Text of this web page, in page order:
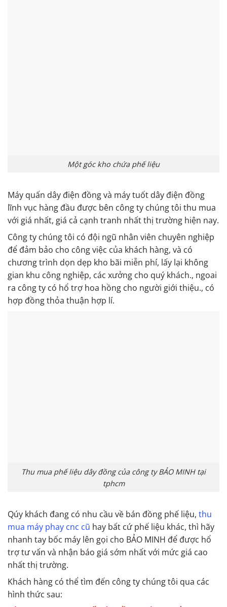
Một góc kho chứa phế liệu
Máy quấn dây điện đồng và máy tuốt dây điện đồng
lĩnh vục hàng đầu được bên công ty chúng tôi thu mua
với giá nhất, giá cả cạnh tranh nhất thị trường hiện nay.
Công ty chúng tôi có đội ngũ nhân viên chuyên nghiệp
để đảm bảo cho công việc của khách hàng, và có
chương trình dọn dẹp kho bãi miễn phí, lấy lại không
gian khu công nghiệp, các xưởng cho quý khách., ngoai
ra công ty có hổ trợ hoa hồng cho người giới thiệu., có
hợp đồng thỏa thuận hợp lí.
Thu mua phế liệu dây đồng của công ty BẢO MINH tại
tphcm
Qúy khách đang có nhu cầu về bán đồng phế liệu, thu
mua máy phay cnc cũ hay bất cứ phế liệu khác, thì hãy
nhanh tay bốc máy lên gọi cho BẢO MINH để được hổ
trợ tư vấn và nhận báo giá sớm nhất với mức giá cao
nhất thị trường.
Khách hàng có thể tìm đến công ty chúng tôi qua các
hình thức sau: